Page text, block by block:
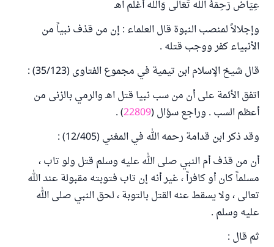
عِيَاض رَحِمَهُ اللَّه تَعَالَى وَاَللَّه أَعْلَم اهـ
وإجلالاً لمنصب النبوة قال العلماء : إن من قذف نبياً من
الأنبياء كفر ووجب قتله .
قال شيخ الإسلام ابن تيمية في مجموع الفتاوى (35/123) :
اتفق الأئمة على أن من سب نبيا قتل اهـ والرمي بالزنى من
أعظم السب . وراجع سؤال (22809
) .
وقد ذكر ابن قدامة رحمه الله في المغني (12/405) :
أن من قذف أم النبي صلى الله عليه وسلم قتل ولو تاب ،
مسلماً كان أو كافراً ، غير أنه إن تاب فتوبته مقبولة عند الله
تعالى ، ولا يسقط عنه القتل بالتوبة ، لحق النبي صلى الله
عليه وسلم .
ثم قال :